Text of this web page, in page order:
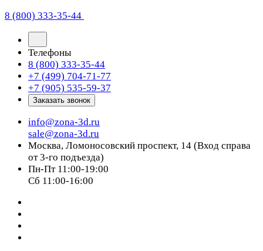
8 (800) 333-35-44
Телефоны
8 (800) 333-35-44
+7 (499) 704-71-77
+7 (905) 535-59-37
Заказать звонок
info@zona-3d.ru
sale@zona-3d.ru
Москва, Ломоносовский проспект, 14 (Вход справа
от 3-го подъезда)
Пн-Пт 11:00-19:00
Сб 11:00-16:00